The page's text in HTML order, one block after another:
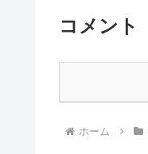
コメント
ホーム